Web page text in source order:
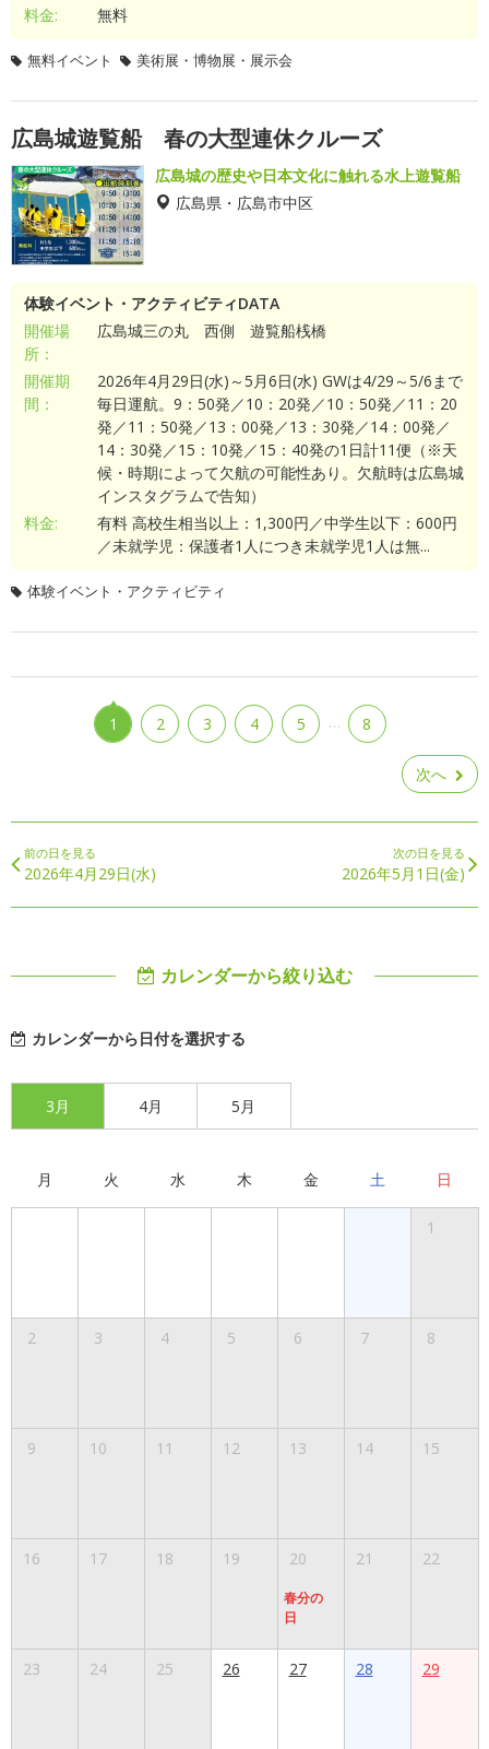
料金:
無料
無料イベント 美術展・博物展・展示会
広島城遊覧船 春の大型連休クルーズ
広島城の歴史や日本文化に触れる水上遊覧船
広島県・広島市中区
体験イベント・アクティビティDATA
開催場
所：
広島城三の丸 西側 遊覧船桟橋
開催期
間：
2026年4月29日(水)～5月6日(水) GWは4/29～5/6まで
毎日運航。9：50発／10：20発／10：50発／11：20
発／11：50発／13：00発／13：30発／14：00発／
14：30発／15：10発／15：40発の1日計11便（※天
候・時期によって欠航の可能性あり。欠航時は広島城
インスタグラムで告知）
料金:
有料 高校生相当以上：1,300円／中学生以下：600円
／未就学児：保護者1人につき未就学児1人は無...
体験イベント・アクティビティ
1 2 3 4 5 … 8
次へ
前の日を見る
2026年4月29日(水)
次の日を見る
2026年5月1日(金)
カレンダーから絞り込む
カレンダーから日付を選択する
3月 4月 5月
月 火 水 木 金 土 日
1
2 3 4 5 6 7 8
9 10 11 12 13 14 15
16 17 18 19 20
春分の
日
21 22
23 24 25 26 27 28 29